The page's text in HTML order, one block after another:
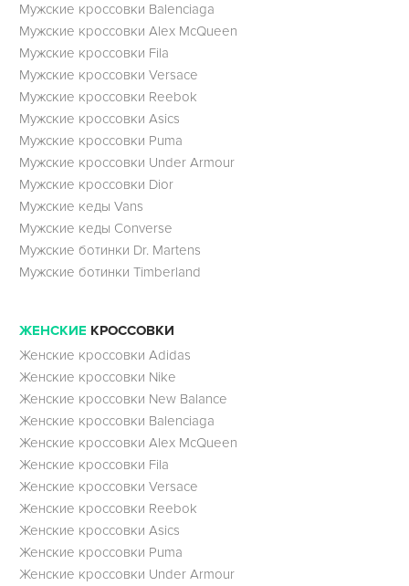
Мужские кроссовки Balenciaga
Мужские кроссовки Alex McQueen
Мужские кроссовки Fila
Мужские кроссовки Versace
Мужские кроссовки Reebok
Мужские кроссовки Asics
Мужские кроссовки Puma
Мужские кроссовки Under Armour
Мужские кроссовки Dior
Мужские кеды Vans
Мужские кеды Converse
Мужские ботинки Dr. Martens
Мужские ботинки Timberland
ЖЕНСКИЕ КРОССОВКИ
Женские кроссовки Adidas
Женские кроссовки Nike
Женские кроссовки New Balance
Женские кроссовки Balenciaga
Женские кроссовки Alex McQueen
Женские кроссовки Fila
Женские кроссовки Versace
Женские кроссовки Reebok
Женские кроссовки Asics
Женские кроссовки Puma
Женские кроссовки Under Armour